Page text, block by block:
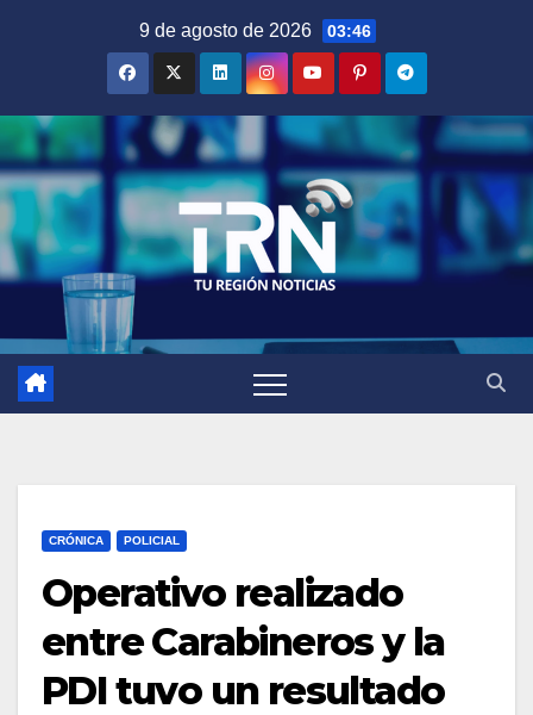
9 de agosto de 2026 03:46
CRÓNICA POLICIAL
Operativo realizado
entre Carabineros y la
PDI tuvo un resultado